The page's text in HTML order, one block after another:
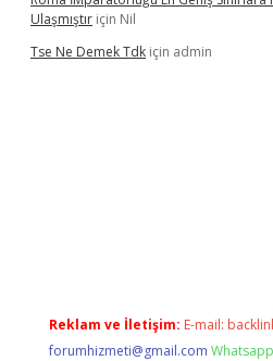
Ulaşmıştır için Nil
Tse Ne Demek Tdk için admin
Reklam ve İletişim: E-mail:
forumhizmeti@gmail.com